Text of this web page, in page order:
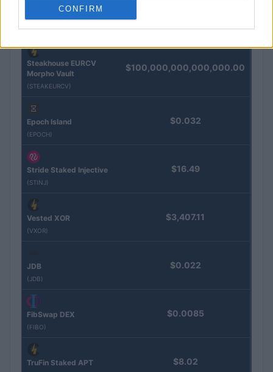
CONFIRM
Kinza Babylon Staked
(KBTC)
Steakhouse EURCV
Morpho Vault
(STEAKEURCV)
$100,000,000,000,000.00
Epoch Island
(EPOCH)
$0.032
Stride Staked Injective
(STINJ)
$16.49
Vested XOR
(VXOR)
$3,407.11
JDB
(JDB)
$0.022
FibSwap DEX
(FIBO)
$0.0085
TruFin Staked APT $8.02